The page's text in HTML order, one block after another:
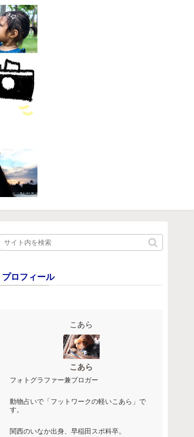
プロフィール
こあら
こあら
フォトグラファー兼ブロガー
動物占いで「フットワークの軽いこあら」で
す。
関西のいなか出身、早稲田スポ科卒。